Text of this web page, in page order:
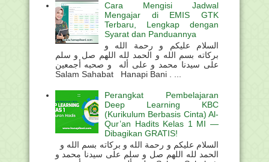
Cara Mengisi Jadwal
Mengajar di EMIS GTK
Terbaru, Lengkap dengan
Syarat dan Panduannya
السلام عليكم و رحمة الله و
بركاته بسم الله و الحمد لله اللهم صل و سلم
على سيدنا محمد و على أله و صحبه أجمعين
Salam Sahabat Hanapi Bani . ...
Perangkat Pembelajaran
Deep Learning KBC
(Kurikulum Berbasis Cinta) Al-
Qur’an Hadits Kelas 1 MI —
Dibagikan GRATIS!
الحمد لله اللهم صل و سلم على سيدنا محمد و